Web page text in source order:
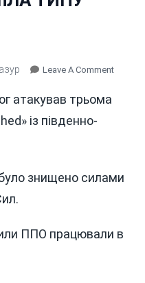
Leave A CommentOn
УСІ
атакував трьома
із південно-
знищено силами
ППО працювали в